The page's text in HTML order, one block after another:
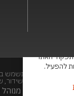
החברה ואין
הצגה, שידור,
האתר
תפקוד האתר
להפעיל.